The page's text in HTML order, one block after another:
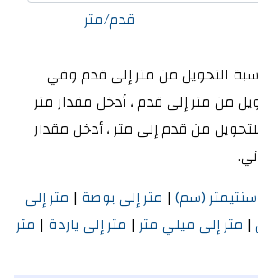
قدم/متر
التحويل من متر إلى قدم وفي
من متر إلى قدم ، أدخل مقدار متر
من قدم إلى متر ، أدخل مقدار
(سم) | متر إلى بوصة | متر إلى
| متر إلى ميلي متر | متر إلى ياردة | متر